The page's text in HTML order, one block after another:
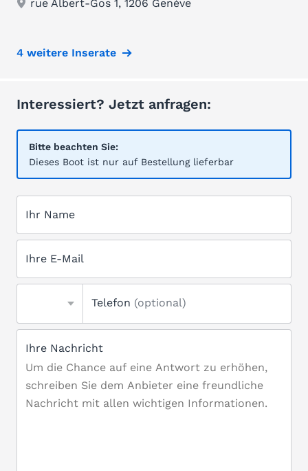
rue Albert-Gos 1, 1206 Genève
4 weitere Inserate
Interessiert? Jetzt anfragen:
Bitte beachten Sie:
Dieses Boot ist nur auf Bestellung lieferbar
Ihr Name
Ihre E-Mail
Telefon (optional)
Ihre Nachricht